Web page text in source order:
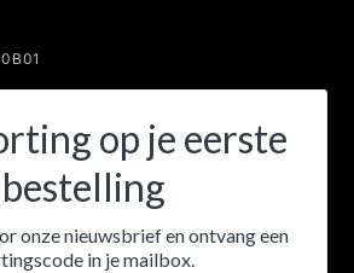
op je eerste
bestelling
onze nieuwsbrief en ontvang een
in je mailbox.